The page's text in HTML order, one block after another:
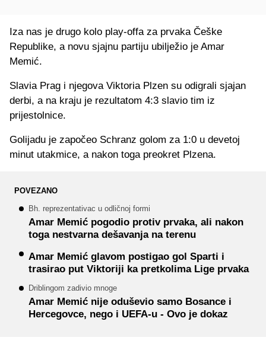
Iza nas je drugo kolo play-offa za prvaka Češke
Republike, a novu sjajnu partiju ubilježio je Amar
Memić.
Slavia Prag i njegova Viktoria Plzen su odigrali sjajan
derbi, a na kraju je rezultatom 4:3 slavio tim iz
prijestolnice.
Golijadu je započeo Schranz golom za 1:0 u devetoj
minut utakmice, a nakon toga preokret Plzena.
POVEZANO
Bh. reprezentativac u odličnoj formi
Amar Memić pogodio protiv prvaka, ali nakon
toga nestvarna dešavanja na terenu
Amar Memić glavom postigao gol Sparti i
trasirao put Viktoriji ka pretkolima Lige prvaka
Driblingom zadivio mnoge
Amar Memić nije oduševio samo Bosance i
Hercegovce, nego i UEFA-u - Ovo je dokaz